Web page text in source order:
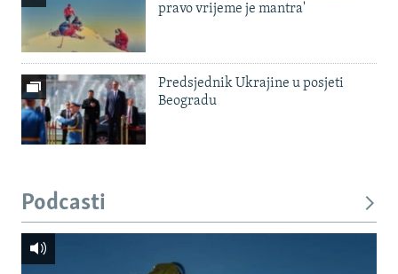
pravo vrijeme je mantra'
Predsjednik Ukrajine u posjeti
Beogradu
Podcasti